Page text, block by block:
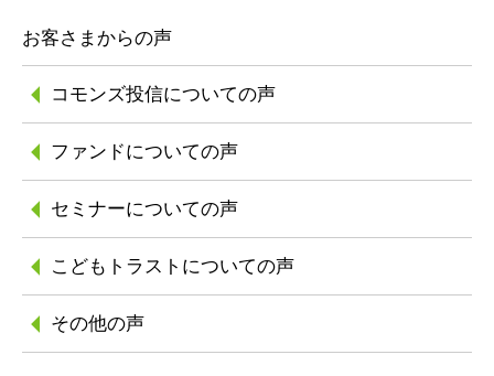
お客さまからの声
コモンズ投信についての声
ファンドについての声
セミナーについての声
こどもトラストについての声
その他の声